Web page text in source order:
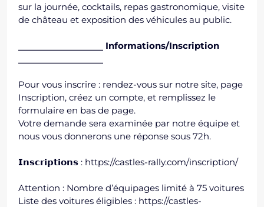
sur la journée, cocktails, repas gastronomique, visite
de château et exposition des véhicules au public.
Informations/Inscription
Pour vous inscrire : rendez-vous sur notre site, page
Inscription, créez un compte, et remplissez le
formulaire en bas de page.
Votre demande sera examinée par notre équipe et
nous vous donnerons une réponse sous 72h.
𝗜𝗻𝘀𝗰𝗿𝗶𝗽𝘁𝗶𝗼𝗻𝘀 : https://castles-rally.com/inscription/
Attention : Nombre d’équipages limité à 75 voitures
Liste des voitures éligibles : https://castles-